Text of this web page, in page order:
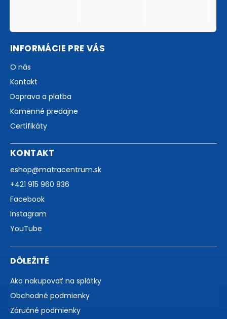
INFORMÁCIE PRE VÁS
O nás
Kontakt
Doprava a platba
Kamenné predajne
Certifikáty
KONTAKT
eshop@matracentrum.sk
+421 915 960 836
Facebook
Instagram
YouTube
DÔLEŽITÉ
Ako nakupovať na splátky
Obchodné podmienky
Záručné podmienky